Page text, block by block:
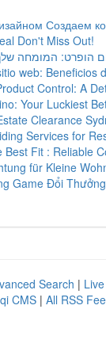
Создаем
Don't Miss Out!
הופרט: המומחה שלך
web: Beneficios
Control: A
Your Luckiest
Clearance
Services for
Best Fit : Reliable
für Kleine
Game Đổi
Search | Live
CMS | All RSS